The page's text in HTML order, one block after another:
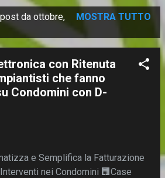
da ottobre,
MOSTRA TUTTO
con Ritenuta
che fanno
Condomini con D-
e Semplifica la Fatturazione
nei Condomini 🏢Case